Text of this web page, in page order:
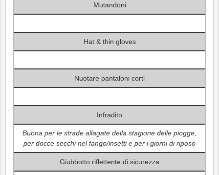
Mutandoni
Hat & thin gloves
Nuotare pantaloni corti
Infradito
Buona per le strade allagate della stagione delle piogge,
per docce secchi nel fango/insetti e per i giorni di riposo
Giubbotto riflettente di sicurezza